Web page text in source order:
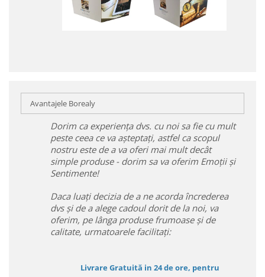
Avantajele Borealy
Dorim ca experiența dvs. cu noi sa fie cu mult
peste ceea ce va așteptați, astfel ca scopul
nostru este de a va oferi mai mult decât
simple produse - dorim sa va oferim Emoții și
Sentimente!
Daca luați decizia de a ne acorda încrederea
dvs și de a alege cadoul dorit de la noi, va
oferim, pe lânga produse frumoase și de
calitate, urmatoarele facilitați:
Livrare Gratuită in 24 de ore, pentru